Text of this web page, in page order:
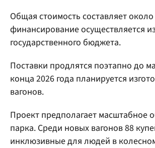
Общая стоимость составляет
финансирование осуществляется
государственного бюджета.
Поставки продлятся поэтапно до
конца 2026 года планируется
вагонов.
Проект предполагает масштабное
парка. Среди новых вагонов 88
инклюзивные для людей в